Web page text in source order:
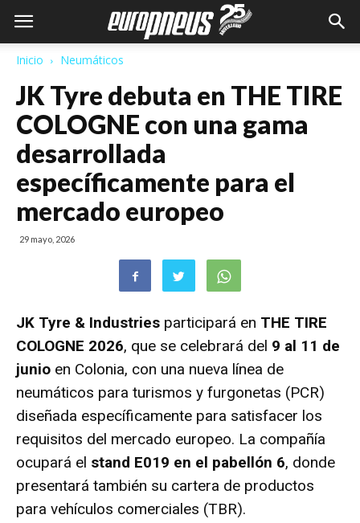
Inicio Neumáticos
JK Tyre debuta en THE TIRE
COLOGNE con una gama
desarrollada
específicamente para el
mercado europeo
29 mayo, 2026
JK Tyre & Industries participará en THE TIRE
COLOGNE 2026, que se celebrará del 9 al 11 de
junio en Colonia, con una nueva línea de
neumáticos para turismos y furgonetas (PCR)
diseñada específicamente para satisfacer los
requisitos del mercado europeo. La compañía
ocupará el stand E019 en el pabellón 6, donde
presentará también su cartera de productos
para vehículos comerciales (TBR).